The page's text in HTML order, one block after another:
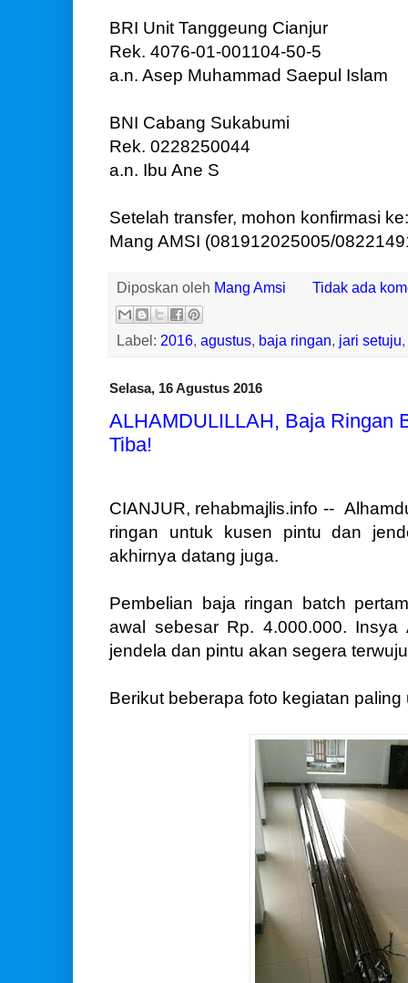
BRI Unit Tanggeung Cianjur
Rek. 4076-01-001104-50-5
a.n. Asep Muhammad Saepul Islam
BNI Cabang Sukabumi
Rek. 0228250044
a.n. Ibu Ane S
Setelah transfer, mohon konfirmasi ke:
Mang AMSI (081912025005/
Diposkan oleh Mang Amsi Tidak ada
Label: 2016, agustus, baja ringan, jari setuju,
Selasa, 16 Agustus 2016
ALHAMDULILLAH, Baja Ringan
Tiba!
CIANJUR, rehabmajlis.info --
ringan untuk kusen pintu dan
akhirnya datang juga.
Pembelian baja ringan batch
awal sebesar Rp. 4.000.000. Insya
jendela dan pintu akan segera
Berikut beberapa foto kegiatan